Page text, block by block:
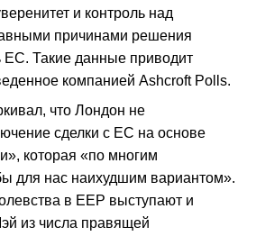
и контроль над
причинами решения
ЕС. Такие данные приводит
компанией Ashcroft Polls.
что Лондон не
сделки с ЕС на основе
которая «по многим
для нас наихудшим вариантом».
в ЕЕР выступают и
из числа правящей